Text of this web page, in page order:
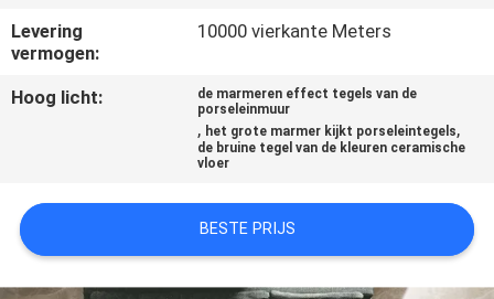
VRAAG
EEN
OFFERTE
PRIVACYBELEID
Levering
vermogen:
10000 vierkante Meters
Hoog licht:
de marmeren effect tegels van de
porseleinmuur
, het grote marmer kijkt porseleintegels,
de bruine tegel van de kleuren ceramische
vloer
BESTE PRIJS